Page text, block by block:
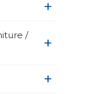
+
/
+
+